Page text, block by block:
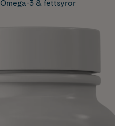
Omega-3 & fettsyror